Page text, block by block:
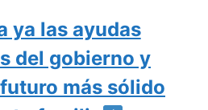
ya las ayudas
del gobierno y
más sólido